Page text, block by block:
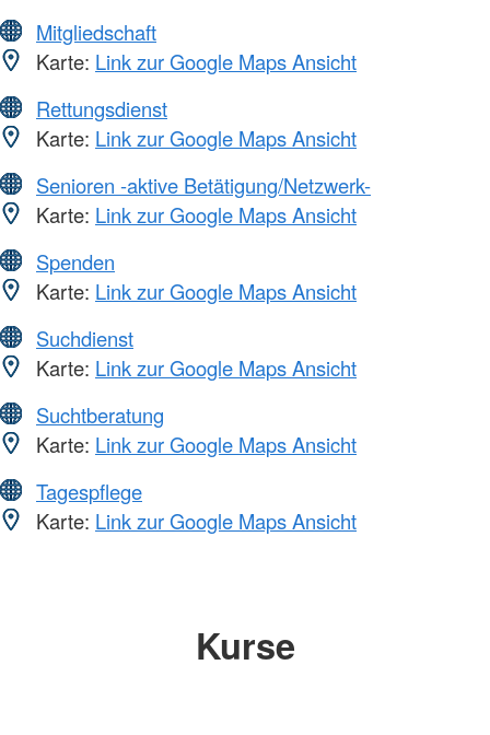
Mitgliedschaft
Karte: Link zur Google Maps Ansicht
Rettungsdienst
Karte: Link zur Google Maps Ansicht
Senioren -aktive Betätigung/Netzwerk-
Karte: Link zur Google Maps Ansicht
Spenden
Karte: Link zur Google Maps Ansicht
Suchdienst
Karte: Link zur Google Maps Ansicht
Suchtberatung
Karte: Link zur Google Maps Ansicht
Tagespflege
Karte: Link zur Google Maps Ansicht
Kurse